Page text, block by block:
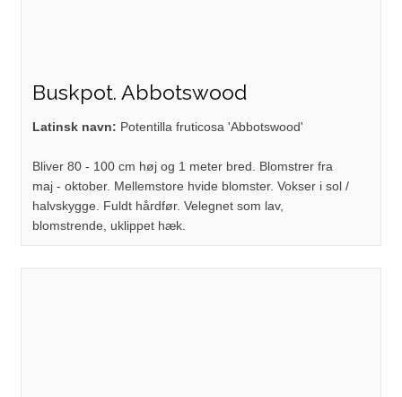
Buskpot. Abbotswood
Latinsk navn: Potentilla fruticosa 'Abbotswood'
Bliver 80 - 100 cm høj og 1 meter bred. Blomstrer fra
maj - oktober. Mellemstore hvide blomster. Vokser i sol /
halvskygge. Fuldt hårdfør. Velegnet som lav,
blomstrende, uklippet hæk.